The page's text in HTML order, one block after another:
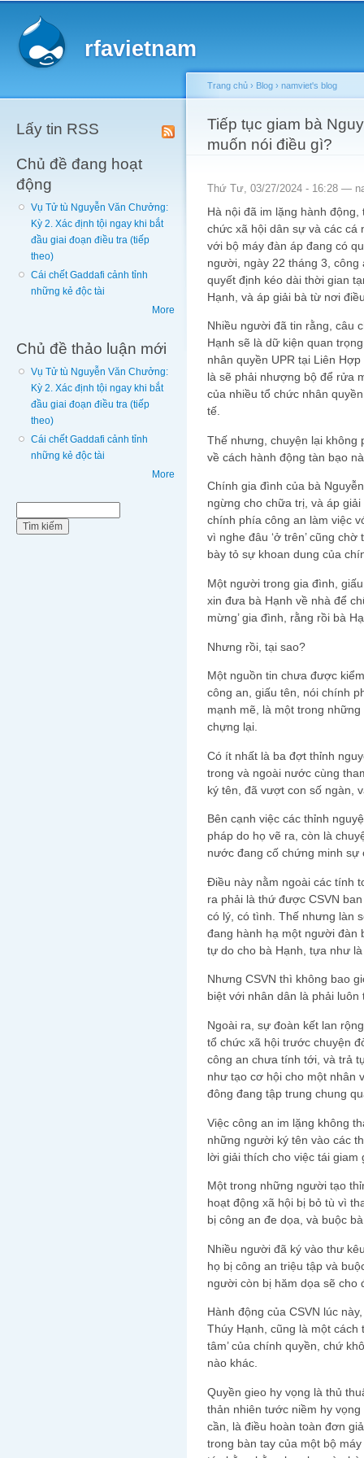
rfavietnam
Lấy tin RSS
Chủ đề đang hoạt
động
Vụ Tử tù Nguyễn Văn Chưởng:
Kỳ 2. Xác định tội ngay khi bắt
đầu giai đoạn điều tra (tiếp
theo)
Cái chết Gaddafi cảnh tỉnh
những kẻ độc tài
More
Chủ đề thảo luận mới
Vụ Tử tù Nguyễn Văn Chưởng:
Kỳ 2. Xác định tội ngay khi bắt
đầu giai đoạn điều tra (tiếp
theo)
Cái chết Gaddafi cảnh tỉnh
những kẻ độc tài
More
You are here
Trang chủ › Blog › namviet's blog
Tiếp tục giam bà
muốn nói điều gì?
Thứ Tư, 03/27/2024 - 16:28 —
Hà nội đã im lặng hành
chức xã hội dân sự và các cá
với bộ máy đàn áp đang có
người, ngày 22 tháng 3,
quyết định kéo dài thời gian
Hạnh, và áp giải bà từ nơi
Nhiều người đã tin rằng, câu
Hạnh sẽ là dữ kiện quan
nhân quyền UPR tại Liên
là sẽ phải nhượng bộ để rửa
của nhiều tổ chức nhân
tế.
Thế nhưng, chuyện lại không
về cách hành động tàn bạo
Chính gia đình của bà
ngừng cho chữa trị, và áp
chính phía công an làm việc
vì nghe đâu ‘ở trên’ cũng
bày tỏ sự khoan dung của
Một người trong gia đình,
xin đưa bà Hạnh về nhà để
mừng’ gia đình, rằng rồi bà
Nhưng rồi, tại sao?
Một nguồn tin chưa được
công an, giấu tên, nói chính
mạnh mẽ, là một trong
chựng lại.
Có ít nhất là ba đợt thỉnh
trong và ngoài nước cùng
ký tên, đã vượt con số ngàn,
Bên cạnh việc các thỉnh
pháp do họ vẽ ra, còn là
nước đang cố chứng minh
Điều này nằm ngoài các tính
ra phải là thứ được CSVN
có lý, có tình. Thế nhưng làn
đang hành hạ một người đàn
tự do cho bà Hạnh, tựa như
Nhưng CSVN thì không bao
biệt với nhân dân là phải luôn
Ngoài ra, sự đoàn kết lan
tổ chức xã hội trước chuyện
công an chưa tính tới, và trả
như tạo cơ hội cho một nhân
đông đang tập trung chung
Việc công an im lặng không
những người ký tên vào các
lời giải thích cho việc tái giam
Một trong những người tạo
hoạt động xã hội bị bỏ tù vì
bị công an đe dọa, và buộc
Nhiều người đã ký vào thư
họ bị công an triệu tập và
người còn bị hăm dọa sẽ cho
Hành động của CSVN lúc
Thúy Hạnh, cũng là một cách
tâm’ của chính quyền, chứ
nào khác.
Quyền gieo hy vọng là thủ
thản nhiên tước niềm hy
cần, là điều hoàn toàn đơn
trong bàn tay của một bộ